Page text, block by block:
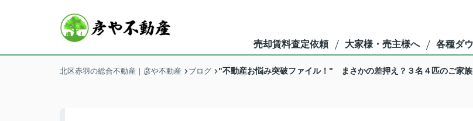
売却賃料査定依頼 大家様・売主様へ 各種ダ
北区赤羽の総合不動産｜彦や不動産 ブログ "不動産お悩み突破ファイル！" まさかの差押え？３名４匹のご家族